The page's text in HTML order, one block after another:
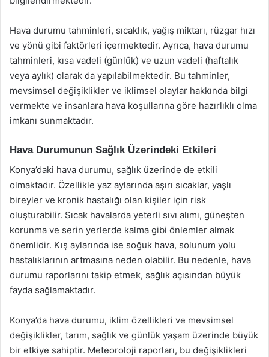
Hava durumu tahminleri, sıcaklık, yağış miktarı, rüzgar hızı
ve yönü gibi faktörleri içermektedir. Ayrıca, hava durumu
tahminleri, kısa vadeli (günlük) ve uzun vadeli (haftalık
veya aylık) olarak da yapılabilmektedir. Bu tahminler,
mevsimsel değişiklikler ve iklimsel olaylar hakkında bilgi
vermekte ve insanlara hava koşullarına göre hazırlıklı olma
imkanı sunmaktadır.
Hava Durumunun Sağlık Üzerindeki Etkileri
Konya’daki hava durumu, sağlık üzerinde de etkili
olmaktadır. Özellikle yaz aylarında aşırı sıcaklar, yaşlı
bireyler ve kronik hastalığı olan kişiler için risk
oluşturabilir. Sıcak havalarda yeterli sıvı alımı, güneşten
korunma ve serin yerlerde kalma gibi önlemler almak
önemlidir. Kış aylarında ise soğuk hava, solunum yolu
hastalıklarının artmasına neden olabilir. Bu nedenle, hava
durumu raporlarını takip etmek, sağlık açısından büyük
fayda sağlamaktadır.
Konya’da hava durumu, iklim özellikleri ve mevsimsel
değişiklikler, tarım, sağlık ve günlük yaşam üzerinde büyük
bir etkiye sahiptir. Meteoroloji raporları, bu değişiklikleri